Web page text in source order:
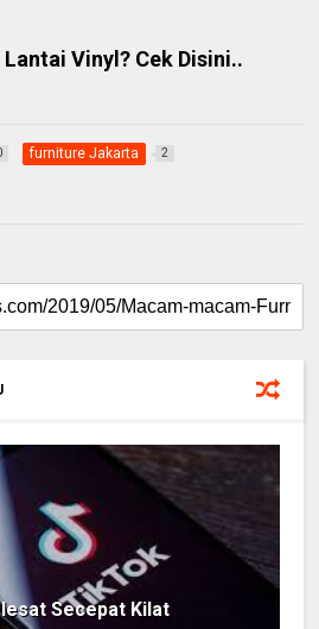
Vinyl? Cek Disini..
furniture Jakarta 2
Secepat Kilat